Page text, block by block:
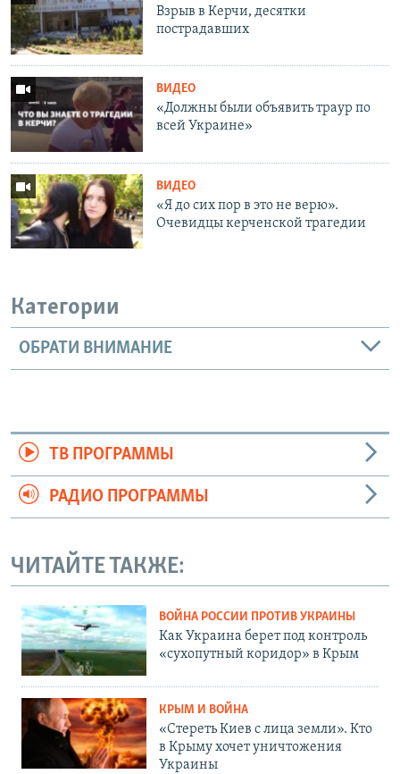
Взрыв в Керчи, десятки
пострадавших
ВИДЕО
«Должны были объявить траур по
всей Украине»
ВИДЕО
«Я до сих пор в это не верю».
Очевидцы керченской трагедии
Категории
ОБРАТИ ВНИМАНИЕ
ТВ ПРОГРАММЫ
РАДИО ПРОГРАММЫ
ЧИТАЙТЕ ТАКЖЕ:
ВОЙНА РОССИИ ПРОТИВ УКРАИНЫ
Как Украина берет под контроль
«сухопутный коридор» в Крым
КРЫМ И ВОЙНА
«Стереть Киев с лица земли». Кто
в Крыму хочет уничтожения
Украины